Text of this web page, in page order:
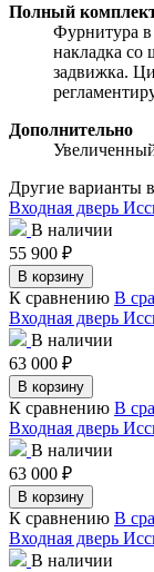
Полный
Фурнитура в
накладка со
задвижка.
Дополнительно
Другие варианты
Входная дверь
В наличии
55 900 ₽
В корзину
К сравнению В
Входная дверь
В наличии
63 000 ₽
В корзину
К сравнению В
Входная дверь
В наличии
63 000 ₽
В корзину
К сравнению В
Входная дверь
В наличии